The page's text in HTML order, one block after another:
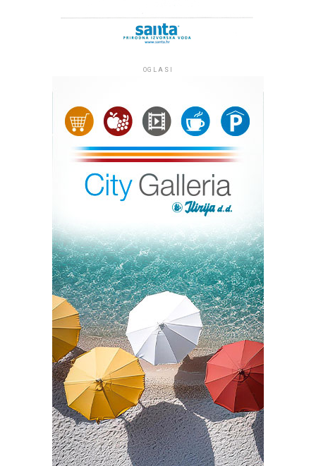
Kip Marije s Isusom, oboje s krunama na glavi, izrađen je
od plemenitog bračkog kamena i visok je tri metra, a s
kipovima u Hrvatskoj. Klesar Vlado Knežević radio ga je
osamnaest mjeseci u klesarskoj radnji ‘Markvinia’ u
Biogradu na Moru. Kip se nalazi uz jedan od
najprometnijih pomorskih kanala između otoka Ugljana i
Pašmana kojim tijekom sezone dnevno prođe više od
dvije tisuće plovila. Želja župljana je da kip posjetiteljima
i prolaznicima koji plove tim kanalom bude
svjedočanstvo vjere, da se na tom mjestu časti Marija. Taj
projekt župe Kukljica pomogli su Općina Kukljica te
drugi dobročinitelji i donatori.
OGLASI